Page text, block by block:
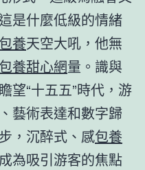
是什麼低級的情緒
養天空大吼，他無
包養甜心網量。識與
望“十五五”時代，游
藝術表達和數字歸
，沉醉式、感包養
為吸引游客的焦點